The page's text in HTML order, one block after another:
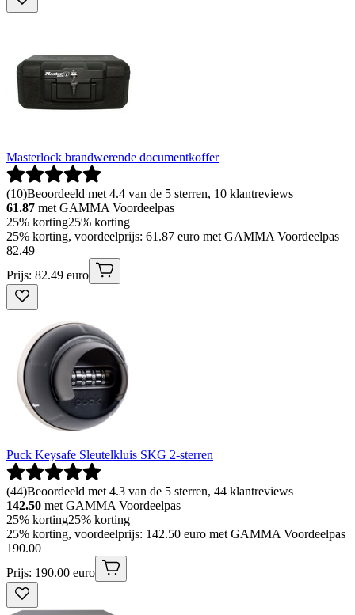
Masterlock brandwerende documentkoffer
(10)Beoordeeld met 4.4 van de 5 sterren, 10 klantreviews
61.87 met GAMMA Voordeelpas
25% korting25% korting
25% korting, voordeelprijs: 61.87 euro met GAMMA Voordeelpas
82.49
Prijs: 82.49 euro
Puck Keysafe Sleutelkluis SKG 2-sterren
(44)Beoordeeld met 4.3 van de 5 sterren, 44 klantreviews
142.50 met GAMMA Voordeelpas
25% korting25% korting
25% korting, voordeelprijs: 142.50 euro met GAMMA Voordeelpas
190.00
Prijs: 190.00 euro